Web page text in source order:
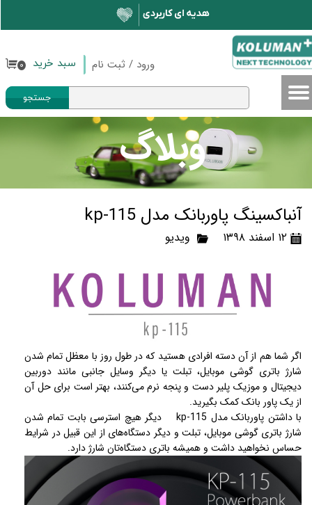
ورود / ثبت نام
حساب کاربری من
تغییر گذر واژه
سفارشات
خروج از حساب کاربری
جستجو
۰ سبد خرید
وبلاگ
آنباکسینگ پاوربانک مدل kp-115
۱۲ اسفند ۱۳۹۸ ویدیو
اگر شما هم از آن دسته افرادی هستید که در طول روز با معظل تمام شدن
شارژ باتری گوشی موبایل، تبلت یا دیگر وسایل جانبی مانند دوربین
دیجیتال و موزیک پلیر دست و پنجه نرم می‌کنند، بهتر است برای حل آن
از یک پاور بانک کمک بگیرید.
با داشتن پاوربانک مدل kp-115 دیگر هیچ استرسی بابت تمام شدن
شارژ باتری گوشی موبایل، تبلت و دیگر دستگاه‌های از این قبیل در شرایط
حساس نخواهید داشت و همیشه باتری دستگاه‌تان شارژ دارد.